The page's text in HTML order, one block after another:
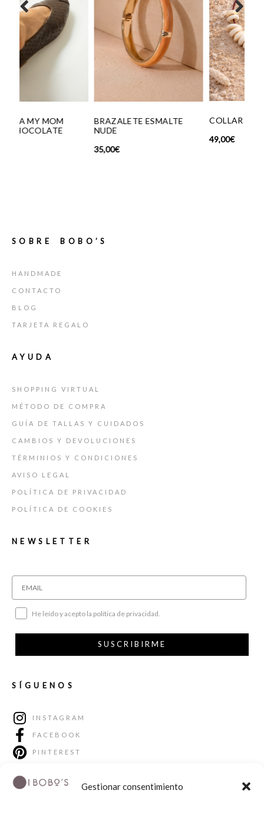
Gestionar consentimiento
BRAZALETE ESMALTE
NUDE
COLLAR CONCHAS
SOBRE BOBO’S
HANDMADE
CONTACTO
BLOG
TARJETA REGALO
AYUDA
SHOPPING VIRTUAL
MÉTODO DE COMPRA
GUÍA DE TALLAS Y CUIDADOS
CAMBIOS Y DEVOLUCIONES
TÉRMINIOS Y CONDICIONES
AVISO LEGAL
POLÍTICA DE PRIVACIDAD
POLÍTICA DE COOKIES
NEWSLETTER
He leído y acepto la política de privacidad.
SUSCRIBIRME
SÍGUENOS
INSTAGRAM
FACEBOOK
PINTEREST